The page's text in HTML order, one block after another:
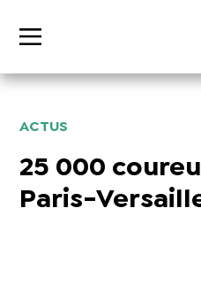
ACTUS
25 000
Paris-